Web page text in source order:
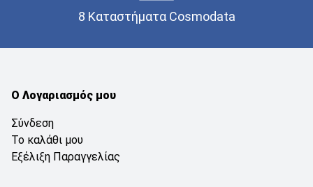
8 Καταστήματα Cosmodata
Ο Λογαριασμός μου
Σύνδεση
Το καλάθι μου
Εξέλιξη Παραγγελίας